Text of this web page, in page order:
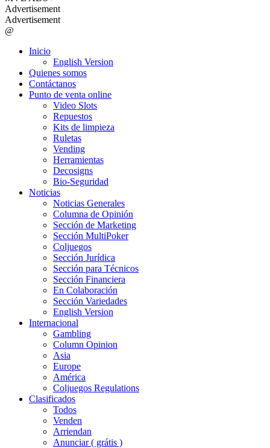
Advertisement
Advertisement
@
Inicio
English Version
Quienes somos
Contáctanos
Punto de venta online
Video Slots
Repuestos
Kits de limpieza
Ruletas
Vending
Herramientas
Decosigns
Bio-Seguridad
Noticias
Noticias Generales
Columna de Opinión
Sección de Marketing
Sección MultiPoker
Coljuegos
Sección Jurídica
Sección para Técnicos
Sección Financiera
En Colaboración
Sección Variedades
English Version
Internacional
Gambling
Column Opinion
Asia
Europe
América
Coljuegos Regulations
Clasificados
Todos
Venden
Arriendan
Anunciar ( grátis )